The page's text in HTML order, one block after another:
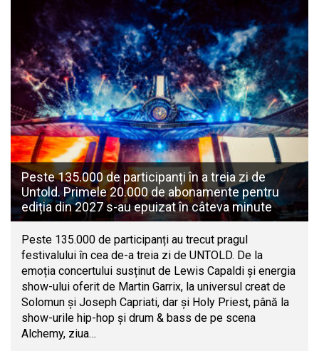
Peste 135.000 de participanți în a treia zi de
Untold. Primele 20.000 de abonamente pentru
ediția din 2027 s-au epuizat în câteva minute
Peste 135.000 de participanți au trecut pragul
festivalului în cea de-a treia zi de UNTOLD. De la
emoția concertului susținut de Lewis Capaldi și energia
show-ului oferit de Martin Garrix, la universul creat de
Solomun și Joseph Capriati, dar și Holy Priest, până la
show-urile hip-hop și drum & bass de pe scena
Alchemy, ziua…